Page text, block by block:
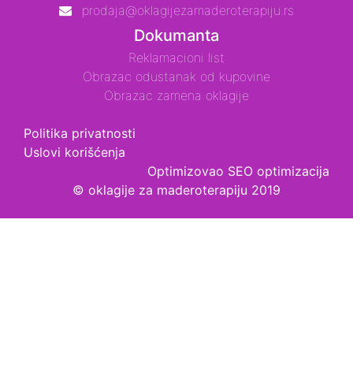
prodaja@oklagijezamaderoterapiju.rs
Dokumanta
Reklamacioni list
Obrazac odustanak od kupovine
Obrazac zamena oklagije
Politika privatnosti
Uslovi korišćenja
Optimizovao SEO optimizacija
© oklagije za maderoterapiju 2019